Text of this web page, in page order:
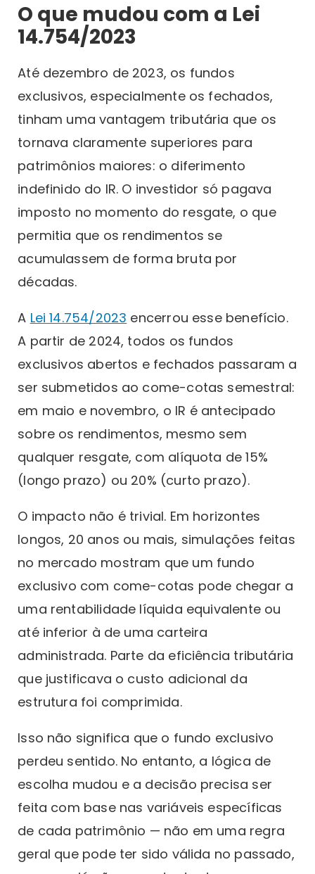
O que mudou com a Lei
14.754/2023
Até dezembro de 2023, os fundos
exclusivos, especialmente os fechados,
tinham uma vantagem tributária que os
tornava claramente superiores para
patrimônios maiores: o diferimento
indefinido do IR. O investidor só pagava
imposto no momento do resgate, o que
permitia que os rendimentos se
acumulassem de forma bruta por
décadas.
A Lei 14.754/2023 encerrou esse benefício.
A partir de 2024, todos os fundos
exclusivos abertos e fechados passaram a
ser submetidos ao come-cotas semestral:
em maio e novembro, o IR é antecipado
sobre os rendimentos, mesmo sem
qualquer resgate, com alíquota de 15%
(longo prazo) ou 20% (curto prazo).
O impacto não é trivial. Em horizontes
longos, 20 anos ou mais, simulações feitas
no mercado mostram que um fundo
exclusivo com come-cotas pode chegar a
uma rentabilidade líquida equivalente ou
até inferior à de uma carteira
administrada. Parte da eficiência tributária
que justificava o custo adicional da
estrutura foi comprimida.
Isso não significa que o fundo exclusivo
perdeu sentido. No entanto, a lógica de
escolha mudou e a decisão precisa ser
feita com base nas variáveis específicas
de cada patrimônio — não em uma regra
geral que pode ter sido válida no passado,